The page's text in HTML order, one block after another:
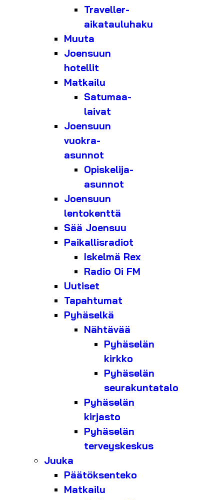
Traveller-
aikatauluhaku
Muuta
Joensuun
hotellit
Matkailu
Satumaa-
laivat
Joensuun
vuokra-
asunnot
Opiskelija-
asunnot
Joensuun
lentokenttä
Sää Joensuu
Paikallisradiot
Iskelmä Rex
Radio Oi FM
Uutiset
Tapahtumat
Pyhäselkä
Nähtävää
Pyhäselän
kirkko
Pyhäselän
seurakuntatalo
Pyhäselän
kirjasto
Pyhäselän
terveyskeskus
Juuka
Päätöksenteko
Matkailu